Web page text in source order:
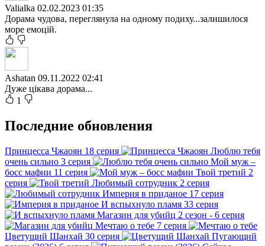
Valialka 02.02.2023 01:35
Дорама чудова, переглянула на одному подиху...залишилося
море емоцій.
Ashatan 09.11.2022 02:41
Дуже цікава дорама...
1
Последние обновления
Принцесса Чжаоян 18 серия
Люблю тебя
очень сильно 3 серия
Мой муж –
босс мафии 11 серия Твой третий 2
серия
Любимый сотрудник 2 серия
Империя в приданое 17 серия
И вспыхнуло пламя 33 серия
Магазин для убийц 2 сезон - 6 серия
Мечтаю о тебе 7 серия
Цветущий Шанхай 30 серия
Пугающий